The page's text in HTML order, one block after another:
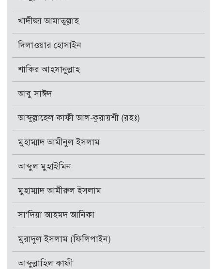
খাদীজা আমাতুল্লাহ
দিলাওয়ার হোসাইন
শাকির আহসানুল্লাহ
আবু সাঈদ
আব্দুল্লাহেল কাফী আল-কুরায়শী (রহঃ)
মুহাম্মাদ আমীনুল ইসলাম
আব্দুল মুহাইমিন
মুহাম্মাদ আমীরুল ইসলাম
সা‘দিয়া আহমদ আনিকা
মুরাদুল ইসলাম (ফিলিপাইন)
আব্দুল্লাহিল কাফী